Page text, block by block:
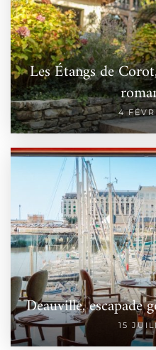
Les Étangs de
4
Deauville, escapade
15